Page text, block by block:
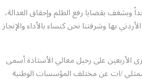
وبشغف بقضايا رفع الظلم وإحقاق العدالة،
بها وشرفتنا نحن كنساء بالأداء والإنجاز
الأربعين على رحيل معالي الأستاذة أسمى
وممثلي /ات عن مختلف المؤسسات الوطنية